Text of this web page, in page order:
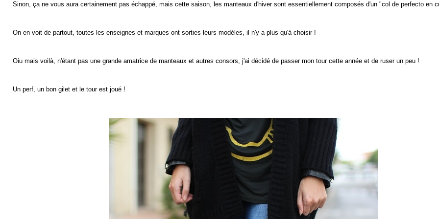
Sinon, ça ne vous aura certainement pas échappé, mais cette saison, les manteaux d'hiver sont essentiellement composés d'un "col de perfecto en
On en voit de partout, toutes les enseignes et marques ont sorties leurs modèles, il n'y a plus qu'à choisir !
Oiu mais voilà, n'étant pas une grande amatrice de manteaux et autres consors, j'ai décidé de passer mon tour cette année et de ruser un peu !
Un perf, un bon gilet et le tour est joué !